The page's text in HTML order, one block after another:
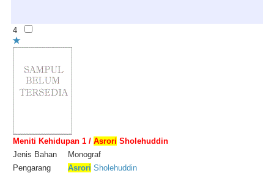
4
Meniti Kehidupan 1 / Asrori Sholehuddin
Jenis Bahan
Monograf
Pengarang
Asrori Sholehuddin